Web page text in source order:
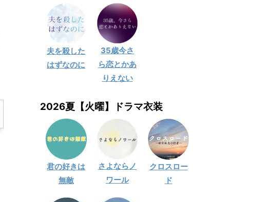
夫を殺した
はずなのに
35歳今さ
ら恋とかあ
りえない
2026夏【火曜】ドラマ衣装
君の好きは
無敵
さよならノ
ワール
クロスロー
ド